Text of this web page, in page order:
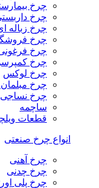
چرخ
چرخ
چرخ زباله
چرخ
چرخ
چرخ
چرخ لوکس
چرخ
چرخ نساجی
ساچمه
قطعات
انواع چرخ صنعتی
چرخ آهنی
چرخ چدنی
چرخ پلی